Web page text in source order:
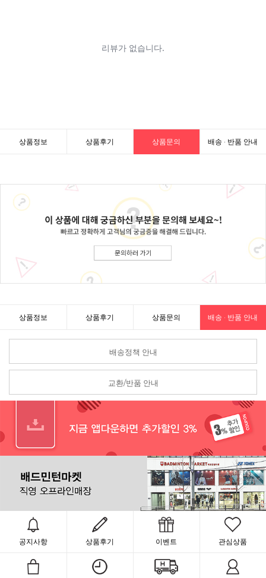
상품정보 상품후기 상품문의 배송 · 반품 안내
상품정보 상품후기 상품문의 배송 · 반품 안내
배송정책 안내
교환/반품 안내
공지사항 상품후기 이벤트 관심상품